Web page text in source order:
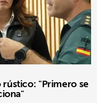
"Primero se